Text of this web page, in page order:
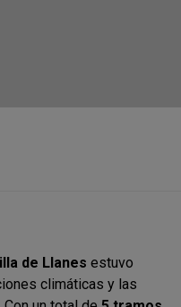
de Llanes estuvo
climáticas y las